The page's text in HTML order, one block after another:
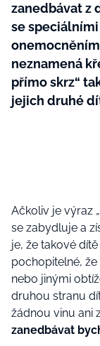
zanedbávat z
se
neznamená
přímo skrz“
jejich druhé
Ačkoliv je výraz
se zabydluje a
je, že takové
pochopitelné,
nebo jinými
druhou stranu
žádnou vinu ani
zanedbávat